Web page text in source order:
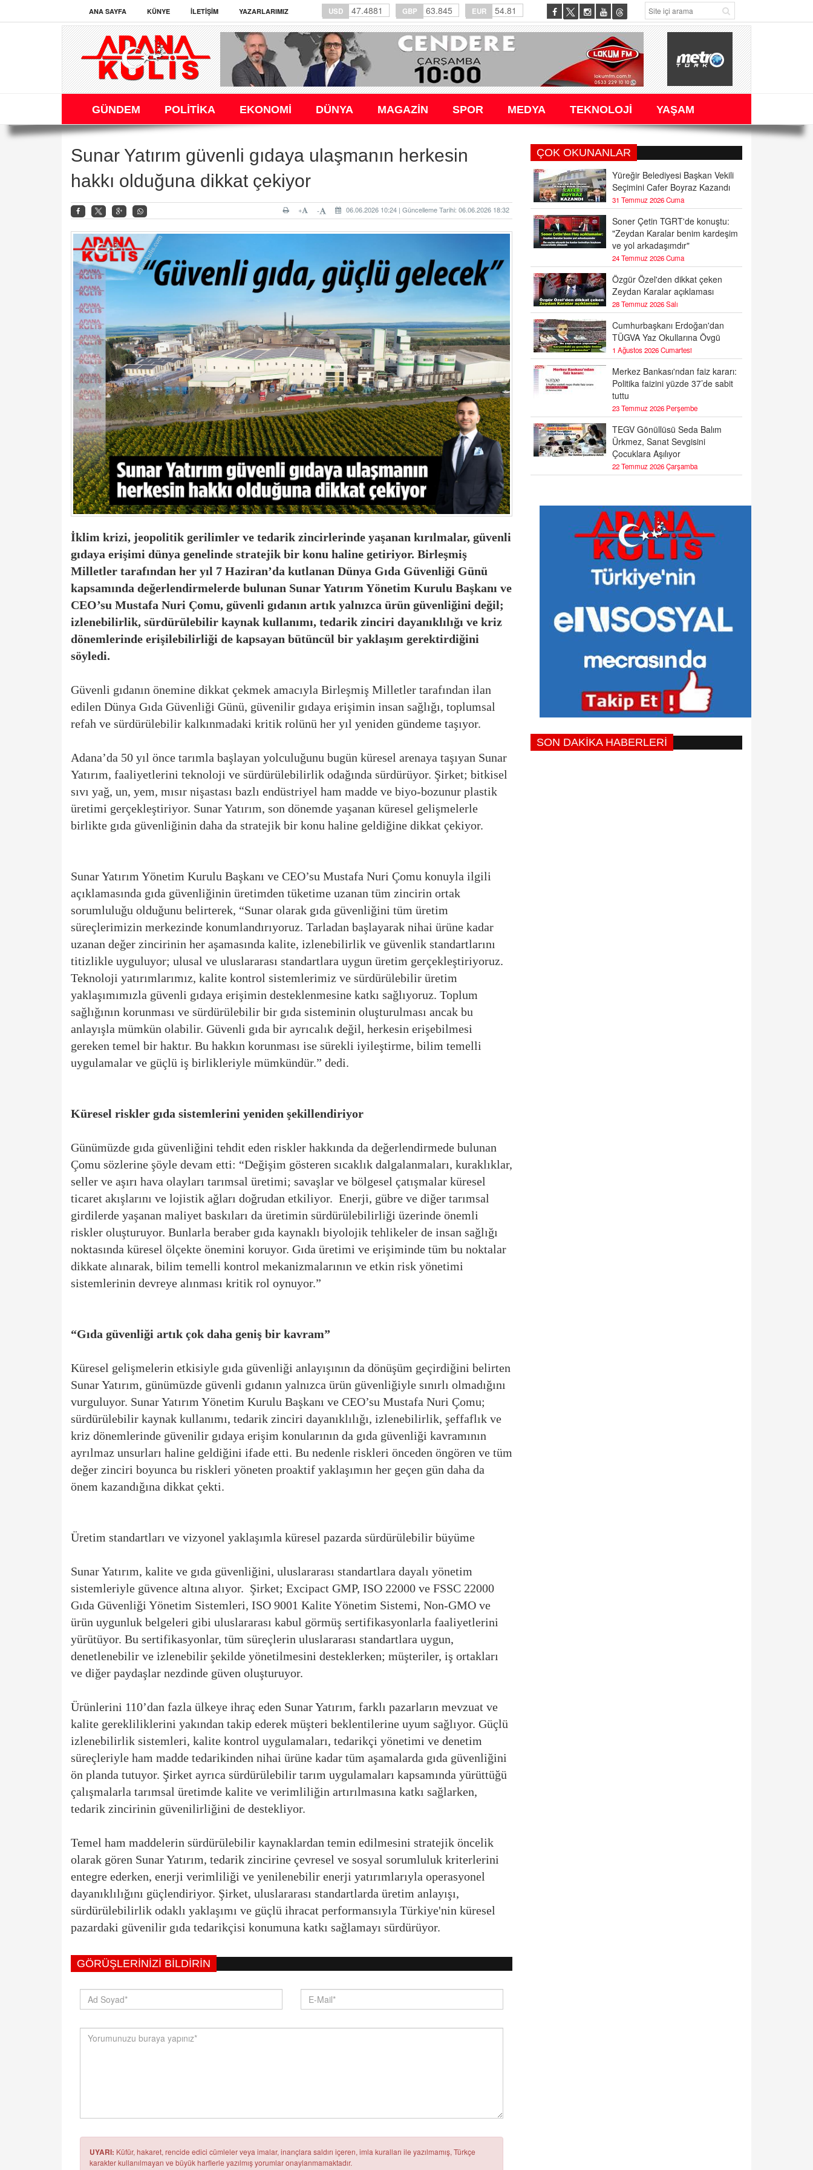
ANA SAYFA KÜNYE İLETIŞIM YAZARLARIMIZ USD 47.4881 GBP 63.845 EUR 54.81
GÜNDEM POLİTİKA EKONOMİ DÜNYA MAGAZİN SPOR MEDYA TEKNOLOJİ YAŞAM
Sunar Yatırım güvenli gıdaya ulaşmanın herkesin
hakkı olduğuna dikkat çekiyor
06.06.2026 10:24 | Güncelleme Tarihi: 06.06.2026 18:32
-
+
İklim krizi, jeopolitik gerilimler ve tedarik zincirlerinde yaşanan kırılmalar, güvenli
gıdaya erişimi dünya genelinde stratejik bir konu haline getiriyor. Birleşmiş
Milletler tarafından her yıl 7 Haziran’da kutlanan Dünya Gıda Güvenliği Günü
kapsamında değerlendirmelerde bulunan Sunar Yatırım Yönetim Kurulu Başkanı ve
CEO’su Mustafa Nuri Çomu, güvenli gıdanın artık yalnızca ürün güvenliğini değil;
izlenebilirlik, sürdürülebilir kaynak kullanımı, tedarik zinciri dayanıklılığı ve kriz
dönemlerinde erişilebilirliği de kapsayan bütüncül bir yaklaşım gerektirdiğini
söyledi.
Güvenli gıdanın önemine dikkat çekmek amacıyla Birleşmiş Milletler tarafından ilan
edilen Dünya Gıda Güvenliği Günü, güvenilir gıdaya erişimin insan sağlığı, toplumsal
refah ve sürdürülebilir kalkınmadaki kritik rolünü her yıl yeniden gündeme taşıyor.
Adana’da 50 yıl önce tarımla başlayan yolculuğunu bugün küresel arenaya taşıyan Sunar
Yatırım, faaliyetlerini teknoloji ve sürdürülebilirlik odağında sürdürüyor. Şirket; bitkisel
sıvı yağ, un, yem, mısır nişastası bazlı endüstriyel ham madde ve biyo-bozunur plastik
üretimi gerçekleştiriyor. Sunar Yatırım, son dönemde yaşanan küresel gelişmelerle
birlikte gıda güvenliğinin daha da stratejik bir konu haline geldiğine dikkat çekiyor.
Sunar Yatırım Yönetim Kurulu Başkanı ve CEO’su Mustafa Nuri Çomu konuyla ilgili
açıklamasında gıda güvenliğinin üretimden tüketime uzanan tüm zincirin ortak
sorumluluğu olduğunu belirterek, “Sunar olarak gıda güvenliğini tüm üretim
süreçlerimizin merkezinde konumlandırıyoruz. Tarladan başlayarak nihai ürüne kadar
uzanan değer zincirinin her aşamasında kalite, izlenebilirlik ve güvenlik standartlarını
titizlikle uyguluyor; ulusal ve uluslararası standartlara uygun üretim gerçekleştiriyoruz.
Teknoloji yatırımlarımız, kalite kontrol sistemlerimiz ve sürdürülebilir üretim
yaklaşımımızla güvenli gıdaya erişimin desteklenmesine katkı sağlıyoruz. Toplum
sağlığının korunması ve sürdürülebilir bir gıda sisteminin oluşturulması ancak bu
anlayışla mümkün olabilir. Güvenli gıda bir ayrıcalık değil, herkesin erişebilmesi
gereken temel bir haktır. Bu hakkın korunması ise sürekli iyileştirme, bilim temelli
uygulamalar ve güçlü iş birlikleriyle mümkündür.” dedi.
Küresel riskler gıda sistemlerini yeniden şekillendiriyor
Günümüzde gıda güvenliğini tehdit eden riskler hakkında da değerlendirmede bulunan
Çomu sözlerine şöyle devam etti: “Değişim gösteren sıcaklık dalgalanmaları, kuraklıklar,
seller ve aşırı hava olayları tarımsal üretimi; savaşlar ve bölgesel çatışmalar küresel
ticaret akışlarını ve lojistik ağları doğrudan etkiliyor. Enerji, gübre ve diğer tarımsal
girdilerde yaşanan maliyet baskıları da üretimin sürdürülebilirliği üzerinde önemli
riskler oluşturuyor. Bunlarla beraber gıda kaynaklı biyolojik tehlikeler de insan sağlığı
noktasında küresel ölçekte önemini koruyor. Gıda üretimi ve erişiminde tüm bu noktalar
dikkate alınarak, bilim temelli kontrol mekanizmalarının ve etkin risk yönetimi
sistemlerinin devreye alınması kritik rol oynuyor.”
“Gıda güvenliği artık çok daha geniş bir kavram”
Küresel gelişmelerin etkisiyle gıda güvenliği anlayışının da dönüşüm geçirdiğini belirten
Sunar Yatırım, günümüzde güvenli gıdanın yalnızca ürün güvenliğiyle sınırlı olmadığını
vurguluyor. Sunar Yatırım Yönetim Kurulu Başkanı ve CEO’su Mustafa Nuri Çomu;
sürdürülebilir kaynak kullanımı, tedarik zinciri dayanıklılığı, izlenebilirlik, şeffaflık ve
kriz dönemlerinde güvenilir gıdaya erişim konularının da gıda güvenliği kavramının
ayrılmaz unsurları haline geldiğini ifade etti. Bu nedenle riskleri önceden öngören ve tüm
değer zinciri boyunca bu riskleri yöneten proaktif yaklaşımın her geçen gün daha da
önem kazandığına dikkat çekti.
Üretim standartları ve vizyonel yaklaşımla küresel pazarda sürdürülebilir büyüme
Sunar Yatırım, kalite ve gıda güvenliğini, uluslararası standartlara dayalı yönetim
sistemleriyle güvence altına alıyor. Şirket; Excipact GMP, ISO 22000 ve FSSC 22000
Gıda Güvenliği Yönetim Sistemleri, ISO 9001 Kalite Yönetim Sistemi, Non-GMO ve
ürün uygunluk belgeleri gibi uluslararası kabul görmüş sertifikasyonlarla faaliyetlerini
yürütüyor. Bu sertifikasyonlar, tüm süreçlerin uluslararası standartlara uygun,
denetlenebilir ve izlenebilir şekilde yönetilmesini desteklerken; müşteriler, iş ortakları
ve diğer paydaşlar nezdinde güven oluşturuyor.
Ürünlerini 110’dan fazla ülkeye ihraç eden Sunar Yatırım, farklı pazarların mevzuat ve
kalite gerekliliklerini yakından takip ederek müşteri beklentilerine uyum sağlıyor. Güçlü
izlenebilirlik sistemleri, kalite kontrol uygulamaları, tedarikçi yönetimi ve denetim
süreçleriyle ham madde tedarikinden nihai ürüne kadar tüm aşamalarda gıda güvenliğini
ön planda tutuyor. Şirket ayrıca sürdürülebilir tarım uygulamaları kapsamında yürüttüğü
çalışmalarla tarımsal üretimde kalite ve verimliliğin artırılmasına katkı sağlarken,
tedarik zincirinin güvenilirliğini de destekliyor.
Temel ham maddelerin sürdürülebilir kaynaklardan temin edilmesini stratejik öncelik
olarak gören Sunar Yatırım, tedarik zincirine çevresel ve sosyal sorumluluk kriterlerini
entegre ederken, enerji verimliliği ve yenilenebilir enerji yatırımlarıyla operasyonel
dayanıklılığını güçlendiriyor. Şirket, uluslararası standartlarda üretim anlayışı,
sürdürülebilirlik odaklı yaklaşımı ve güçlü ihracat performansıyla Türkiye'nin küresel
pazardaki güvenilir gıda tedarikçisi konumuna katkı sağlamayı sürdürüyor.
GÖRÜŞLERINIZI BILDIRIN
UYARI: Küfür, hakaret, rencide edici cümleler veya imalar, inançlara saldırı içeren, imla kuralları ile yazılmamış, Türkçe
karakter kullanılmayan ve büyük harflerle yazılmış yorumlar onaylanmamaktadır.
ÇOK OKUNANLAR
Yüreğir Belediyesi Başkan Vekili
Seçimini Cafer Boyraz Kazandı
31 Temmuz 2026 Cuma
Soner Çetin TGRT'de konuştu:
"Zeydan Karalar benim kardeşim
ve yol arkadaşımdır"
24 Temmuz 2026 Cuma
Özgür Özel'den dikkat çeken
Zeydan Karalar açıklaması
28 Temmuz 2026 Salı
Cumhurbaşkanı Erdoğan'dan
TÜGVA Yaz Okullarına Övgü
1 Ağustos 2026 Cumartesi
Merkez Bankası'ndan faiz kararı:
Politika faizini yüzde 37’de sabit
tuttu
23 Temmuz 2026 Perşembe
TEGV Gönüllüsü Seda Balım
Ürkmez, Sanat Sevgisini
Çocuklara Aşılıyor
22 Temmuz 2026 Çarşamba
SON DAKİKA HABERLERİ